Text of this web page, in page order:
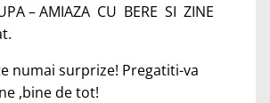
– AMIAZA CU BERE SI ZINE
numai surprize! Pregatiti-va
,bine de tot!